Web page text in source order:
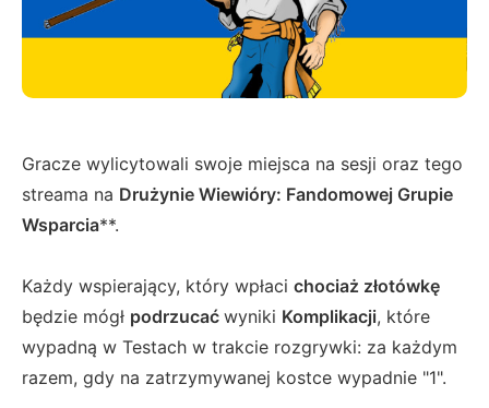
Gracze wylicytowali swoje miejsca na sesji oraz tego
streama na Drużynie Wiewióry: Fandomowej Grupie
Wsparcia**.
Każdy wspierający, który wpłaci chociaż złotówkę
będzie mógł podrzucać wyniki Komplikacji, które
wypadną w Testach w trakcie rozgrywki: za każdym
razem, gdy na zatrzymywanej kostce wypadnie "1".